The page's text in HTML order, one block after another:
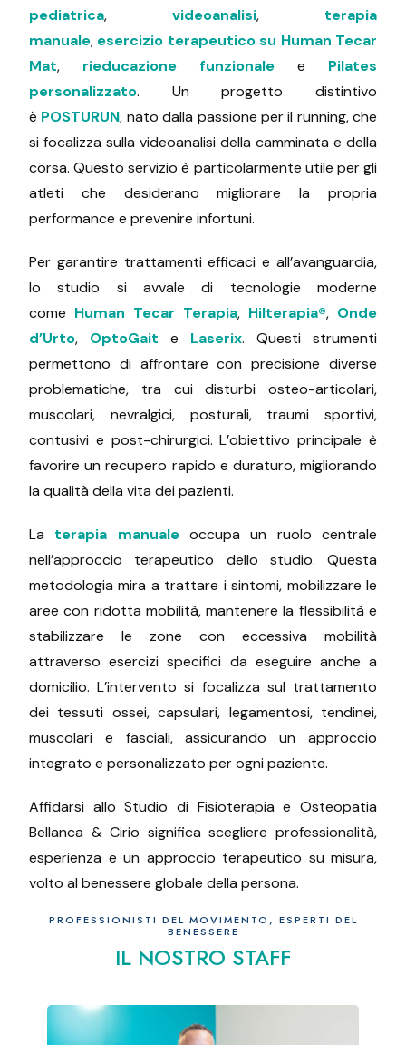
pediatrica, videoanalisi, terapia
manuale, esercizio terapeutico su Human Tecar
Mat, rieducazione funzionale e Pilates
personalizzato. Un progetto distintivo
è POSTURUN, nato dalla passione per il running, che
si focalizza sulla videoanalisi della camminata e della
corsa. Questo servizio è particolarmente utile per gli
atleti che desiderano migliorare la propria
performance e prevenire infortuni.
Per garantire trattamenti efficaci e all’avanguardia,
lo studio si avvale di tecnologie moderne
come Human Tecar Terapia, Hilterapia®, Onde
d’Urto, OptoGait e Laserix. Questi strumenti
permettono di affrontare con precisione diverse
problematiche, tra cui disturbi osteo-articolari,
muscolari, nevralgici, posturali, traumi sportivi,
contusivi e post-chirurgici. L’obiettivo principale è
favorire un recupero rapido e duraturo, migliorando
la qualità della vita dei pazienti.
La terapia manualeoccupa un ruolo centrale
nell’approccio terapeutico dello studio. Questa
metodologia mira a trattare i sintomi, mobilizzare le
aree con ridotta mobilità, mantenere la flessibilità e
stabilizzare le zone con eccessiva mobilità
attraverso esercizi specifici da eseguire anche a
domicilio. L’intervento si focalizza sul trattamento
dei tessuti ossei, capsulari, legamentosi, tendinei,
muscolari e fasciali, assicurando un approccio
integrato e personalizzato per ogni paziente.
Affidarsi allo Studio di Fisioterapia e Osteopatia
Bellanca & Cirio significa scegliere professionalità,
esperienza e un approccio terapeutico su misura,
volto al benessere globale della persona.
PROFESSIONISTI DEL MOVIMENTO, ESPERTI DEL
BENESSERE
IL NOSTRO STAFF